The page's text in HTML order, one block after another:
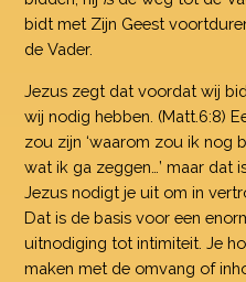
bidt met Zijn Geest
de Vader.
Jezus zegt dat voordat wij
wij nodig hebben. (Matt.6:8)
zou zijn ‘waarom zou ik nog
wat ik ga zeggen…’ maar dat
Jezus nodigt je uit om in
Dat is de basis voor een
uitnodiging tot intimiteit. Je
maken met de omvang of